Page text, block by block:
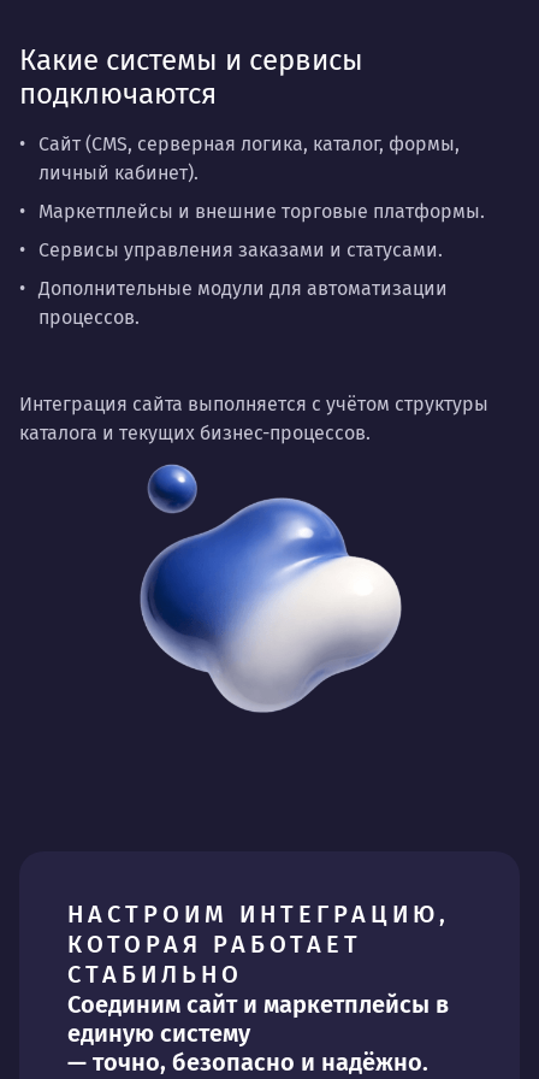
Какие системы и сервисы
подключаются
Сайт (CMS, серверная логика, каталог, формы,
личный кабинет).
Маркетплейсы и внешние торговые платформы.
Сервисы управления заказами и статусами.
Дополнительные модули для автоматизации
процессов.
Интеграция сайта выполняется с учётом структуры
каталога и текущих бизнес-процессов.
НАСТРОИМ ИНТЕГРАЦИЮ,
КОТОРАЯ РАБОТАЕТ
СТАБИЛЬНО
Соединим сайт и маркетплейсы в
единую систему
— точно, безопасно и надёжно.